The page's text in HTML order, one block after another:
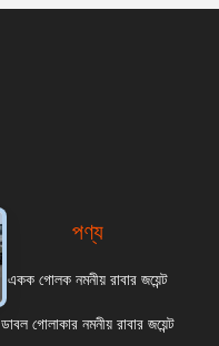
পণ্য
একক গোলক নমনীয় রাবার জয়েন্ট
ডাবল গোলাকার নমনীয় রাবার জয়েন্ট